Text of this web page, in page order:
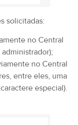
solicitadas:
no Central
no Central
entre eles, uma
especial).